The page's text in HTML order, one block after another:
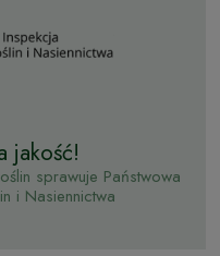
jakość!
sprawuje Państwowa
i Nasiennictwa